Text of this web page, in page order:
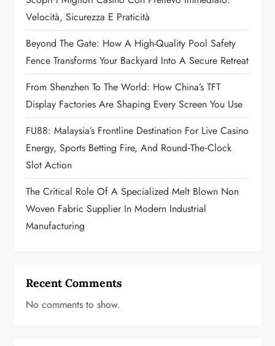
t
i
o
n
Velocità, Sicurezza E Praticità
Beyond The Gate: How A High-Quality Pool Safety
Fence Transforms Your Backyard Into A Secure Retreat
From Shenzhen To The World: How China’s TFT
Display Factories Are Shaping Every Screen You Use
FU88: Malaysia’s Frontline Destination For Live Casino
Energy, Sports Betting Fire, And Round‑the‑Clock
Slot Action
The Critical Role Of A Specialized Melt Blown Non
Woven Fabric Supplier In Modern Industrial
Manufacturing
Recent Comments
No comments to show.